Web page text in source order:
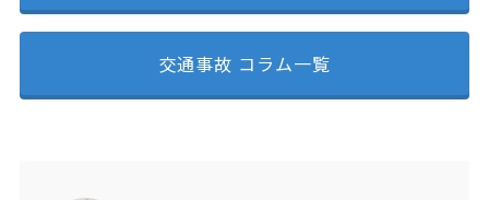
交通事故 コラム一覧